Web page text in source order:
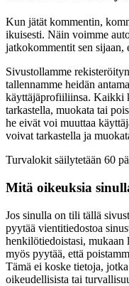
Kun jätät kommentin,
ikuisesti. Näin voimme
jatkokommentit sen sijaan,
Sivustollamme
tallennamme heidän
käyttäjäprofiiliinsa. Kaikki
tarkastella, muokata tai
he eivät voi muuttaa
voivat tarkastella ja
Turvalokit säilytetään 60
Mitä oikeuksia
Jos sinulla on tili tällä
pyytää vientitiedostoa
henkilötiedoistasi,
myös pyytää, että
Tämä ei koske tietoja,
oikeudellisista tai